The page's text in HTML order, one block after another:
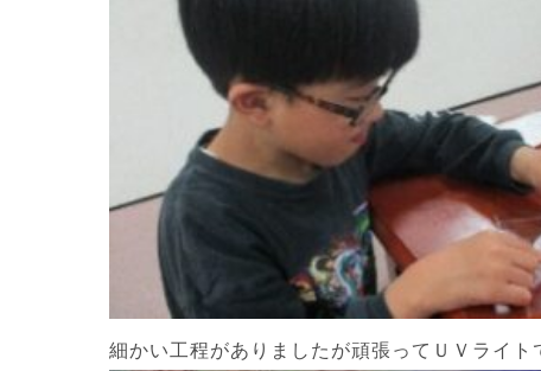
細かい工程がありましたが頑張ってＵＶライト